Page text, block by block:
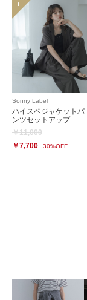
1
Sonny Label
ハイスペジャケットパ
ンツセットアップ
￥11,000
￥7,700
30%OFF